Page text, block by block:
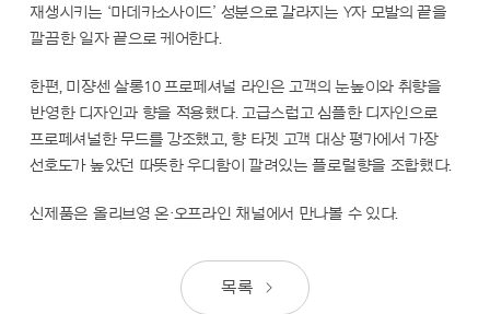
재생시키는 ‘마데카소사이드’ 성분으로 갈라지는 Y자 모발의 끝을
깔끔한 일자 끝으로 케어한다.
한편, 미쟝센 살롱10 프로페셔널 라인은 고객의 눈높이와 취향을
반영한 디자인과 향을 적용했다. 고급스럽고 심플한 디자인으로
프로페셔널한 무드를 강조했고, 향 타겟 고객 대상 평가에서 가장
선호도가 높았던 따뜻한 우디함이 깔려있는 플로럴향을 조합했다.
신제품은 올리브영 온·오프라인 채널에서 만나볼 수 있다.
목록